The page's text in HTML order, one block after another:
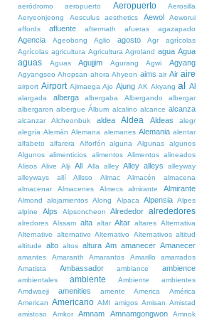
aeródromo
aeropuerto Aeropuerto
Aerosilla
Aeryeonjeong
Aesculus aesthetics Aewol
Aeworui
affords
afluente aftermath afueras agazapado
Agencia Ageobong Aglio agosto Agr
agrícolas
Agrícolas agricultura Agricultura Agroland agua Agua
aguas Aguas Agujjim Agurang Agwi Agyang
Agyangseo Ahopsan ahora Ahyeon aims air Air aire
airport Airport Ajimaega Ajo Ajung AK Akyang al Al
alargada alberga albergaba Albergando
albergar
albergaron albergue Álbum alcalino alcance alcanza
alcanzar Alcheonbuk aldea Aldea Aldeas
alegr
alegría Alemán Alemana alemanes Alemania alentar
alfabeto
alfarera Alforfón alguna Algunas
algunos
Algunos alimenticios alimentos Alimentos alineados
Alisos Alive Alji All Alla alley Alley alleys
alleyway
alleyways
allí Allsso Almac Almacén
almacena
almacenar
Almacenes Almecs almirante Almirante
Almond alojamientos Along Alpaca Alpensia Alpes
alpine
Alps Alpsoncheon Alrededor alrededores
alredores Alssam alta altar Altar altares Alternativa
Alternative
alternativo Alternativo Alternativos altitud
altitude
alto altos altura Am amanecer Amanecer
amantes Amaranth Amarantos Amarillo
amarrados
Amatista
Ambassador ambiance ambience
ambientales ambiente Ambiente
ambientes
Amdwaeji
amenities amente America
América
American Americano AMI amigos Amisan Amistad
amistoso
Amkor Amnam Amnamgongwon Amnok